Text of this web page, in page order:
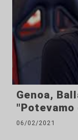
Genoa,
06/02/2021